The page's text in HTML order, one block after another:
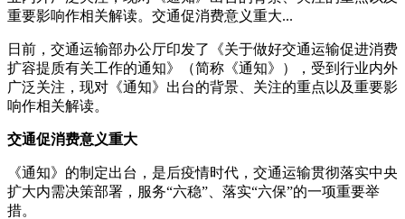
重要影响作相关解读。交通促消费意义重大...
日前，交通运输部办公厅印发了《关于做好交通运输促进消费
扩容提质有关工作的通知》（简称《通知》），受到行业内外
广泛关注，现对《通知》出台的背景、关注的重点以及重要影
响作相关解读。
交通促消费意义重大
《通知》的制定出台，是后疫情时代，交通运输贯彻落实中央
扩大内需决策部署，服务“六稳”、落实“六保”的一项重要举
措。